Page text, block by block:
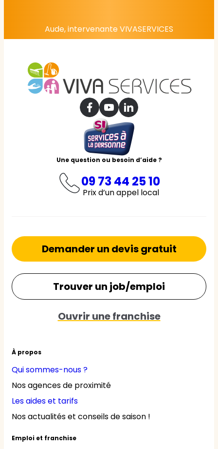
Aude, intervenante VIVASERVICES
Une question ou besoin d’aide ?
09 73 44 25 10
Prix d’un appel local
À propos
Qui sommes-nous ?
Nos agences de proximité
Les aides et tarifs
Nos actualités et conseils de saison !
Emploi et franchise
Demander un devis gratuit
Trouver un job/emploi
Ouvrir une franchise